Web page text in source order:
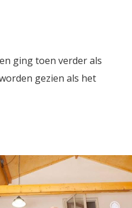
ging toen verder als
gezien als het